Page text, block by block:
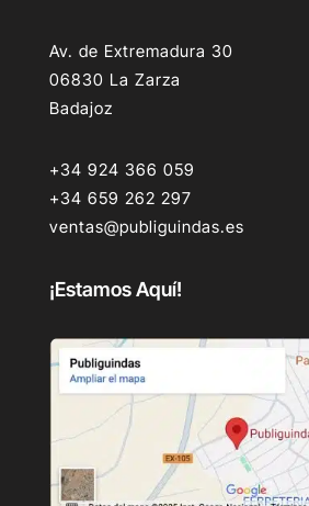
Av. de Extremadura 30
06830 La Zarza
Badajoz
+34 924 366 059
+34 659 262 297
ventas@publiguindas.es
¡Estamos Aquí!